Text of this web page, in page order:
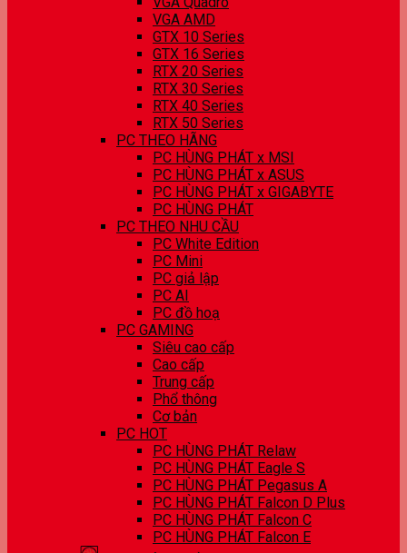
VGA AMD
GTX 10 Series
GTX 16 Series
RTX 20 Series
RTX 30 Series
RTX 40 Series
RTX 50 Series
PC THEO HÃNG
PC HÙNG PHÁT x MSI
PC HÙNG PHÁT x ASUS
PC HÙNG PHÁT x GIGABYTE
PC HÙNG PHÁT
PC THEO NHU CẦU
PC White Edition
PC Mini
PC giả lập
PC AI
PC đồ hoạ
PC GAMING
Siêu cao cấp
Cao cấp
Trung cấp
Phổ thông
Cơ bản
PC HOT
PC HÙNG PHÁT Relaw
PC HÙNG PHÁT Eagle S
PC HÙNG PHÁT Pegasus A
PC HÙNG PHÁT Falcon D Plus
PC HÙNG PHÁT Falcon C
PC HÙNG PHÁT Falcon E